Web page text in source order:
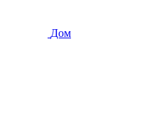
Дом